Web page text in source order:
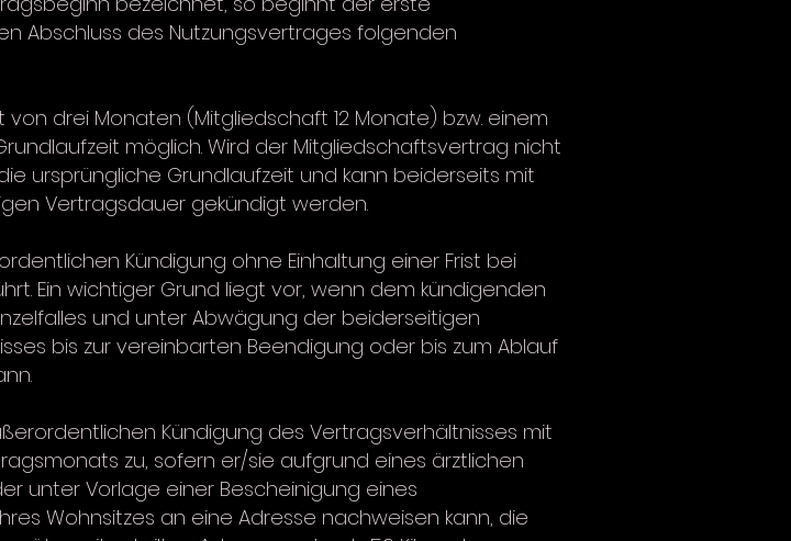
Abschluss des Nutzungsvertrages folgenden
drei Monaten (Mitgliedschaft 12 Monate) bzw. einem
möglich. Wird der Mitgliedschaftsvertrag nicht
ursprüngliche Grundlaufzeit und kann beiderseits mit
Vertragsdauer gekündigt werden.
Kündigung ohne Einhaltung einer Frist bei
Ein wichtiger Grund liegt vor, wenn dem kündigenden
und unter Abwägung der beiderseitigen
bis zur vereinbarten Beendigung oder bis zum Ablauf
Kündigung des Vertragsverhältnisses mit
zu, sofern er/sie aufgrund eines ärztlichen
unter Vorlage einer Bescheinigung eines
Wohnsitzes an eine Adresse nachweisen kann, die